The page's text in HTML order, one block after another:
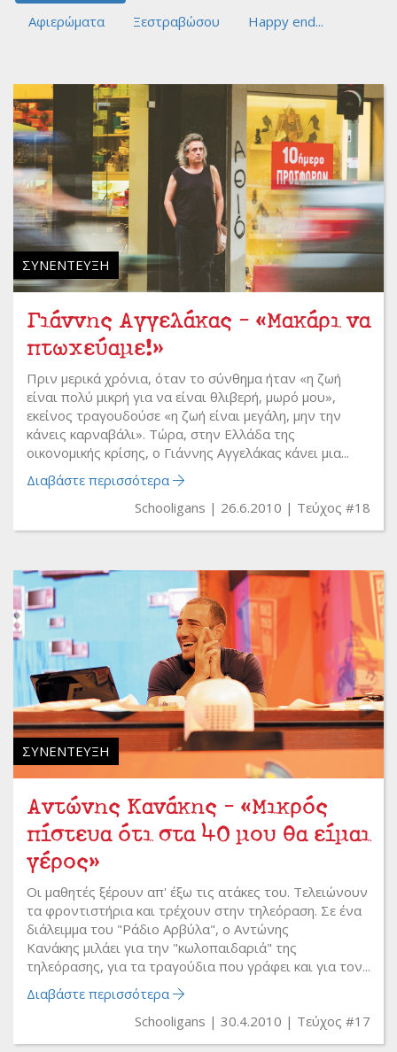
Αφιερώματα Ξεστραβώσου Happy end...
ΣΥΝΈΝΤΕΥΞΗ
Γιάννης Αγγελάκας - «Μακάρι να
πτωχεύαμε!»
Πριν μερικά χρόνια, όταν το σύνθημα ήταν «η ζωή
είναι πολύ μικρή για να είναι θλιβερή, μωρό μου»,
εκείνος τραγουδούσε «η ζωή είναι μεγάλη, μην την
κάνεις καρναβάλι». Τώρα, στην Ελλάδα της
οικονομικής κρίσης, ο Γιάννης Αγγελάκας κάνει μια...
Διαβάστε περισσότερα
Schooligans
26.6.2010 Τεύχος #18
ΣΥΝΈΝΤΕΥΞΗ
Αντώνης Κανάκης - «Μικρός
πίστευα ότι στα 40 μου θα είμαι
γέρος»
Οι μαθητές ξέρουν απ' έξω τις ατάκες του. Τελειώνουν
τα φροντιστήρια και τρέχουν στην τηλεόραση. Σε ένα
διάλειμμα του "Ράδιο Αρβύλα", ο Αντώνης
Κανάκης μιλάει για την "κωλοπαιδαριά" της
τηλεόρασης, για τα τραγούδια που γράφει και για τον...
Διαβάστε περισσότερα
Schooligans
30.4.2010 Τεύχος #17